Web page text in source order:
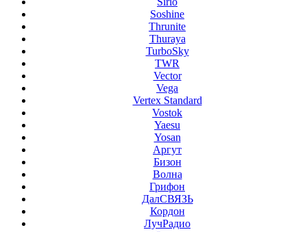
Soshine
Thrunite
Thuraya
TurboSky
TWR
Vector
Vega
Vertex Standard
Vostok
Yaesu
Yosan
Аргут
Бизон
Волна
Грифон
ДалСВЯЗЬ
Кордон
ЛучРадио